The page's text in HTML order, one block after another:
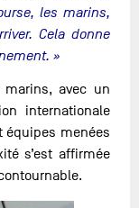
les marins,
Cela donne
»
marins, avec un
internationale
équipes menées
s’est affirmée